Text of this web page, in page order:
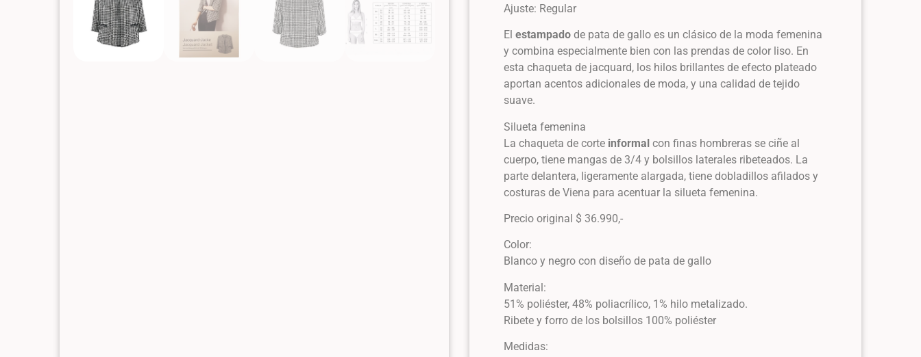
Ajuste: Regular
Elestampadode pata de gallo es un clásico de la moda femenina
y combina especialmente bien con las prendas de color liso. En
esta chaqueta de jacquard, los hilos brillantes de efecto plateado
aportan acentos adicionales de moda, y una calidad de tejido
suave.
Silueta femenina
La chaqueta de corte informalcon finas hombreras se ciñe al
cuerpo, tiene mangas de 3/4 y bolsillos laterales ribeteados. La
parte delantera, ligeramente alargada, tiene dobladillos afilados y
costuras de Viena para acentuar la silueta femenina.
Precio original $ 36.990,-
Color:
Blanco y negro con diseño de pata de gallo
Material:
51% poliéster, 48% poliacrílico, 1% hilo metalizado.
Ribete y forro de los bolsillos 100% poliéster
Medidas: